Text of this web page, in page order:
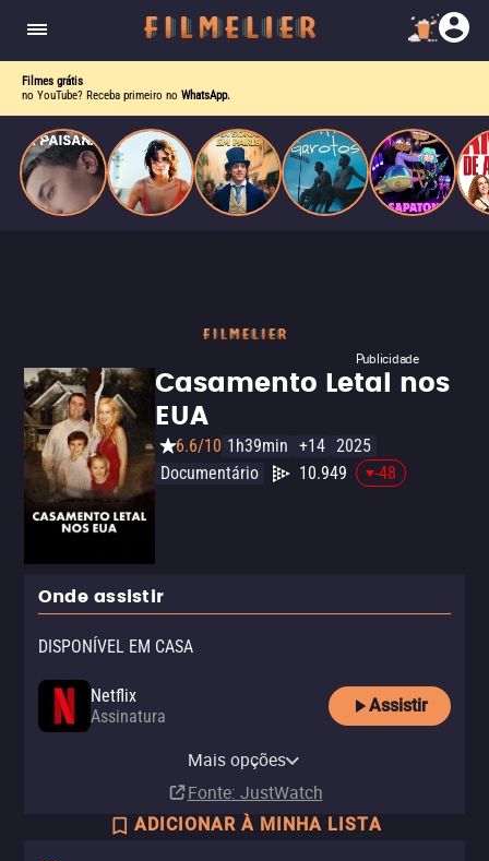
Filmes grátis
no YouTube? Receba primeiro no WhatsApp.
Publicidade
Casamento Letal nos
EUA
6.6/10 1h39min +14 2025
Documentário
10.949 -48
Onde assistir
DISPONÍVEL EM CASA
Netflix
Assinatura
Assistir
Mais opções
Fonte: JustWatch
ADICIONAR À MINHA LISTA
quando se apaixona por um de seus alvos.